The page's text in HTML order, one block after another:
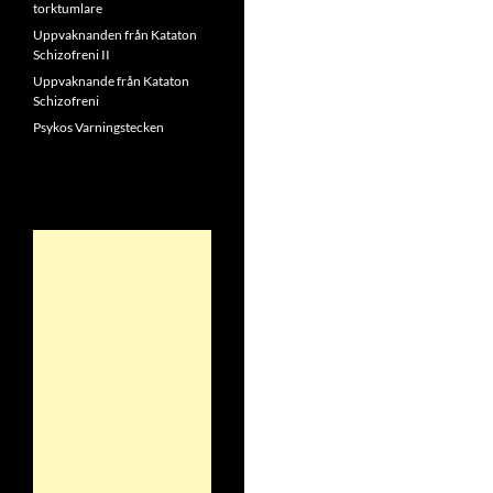
torktumlare
Uppvaknanden från Kataton
Schizofreni II
Uppvaknande från Kataton
Schizofreni
Psykos Varningstecken